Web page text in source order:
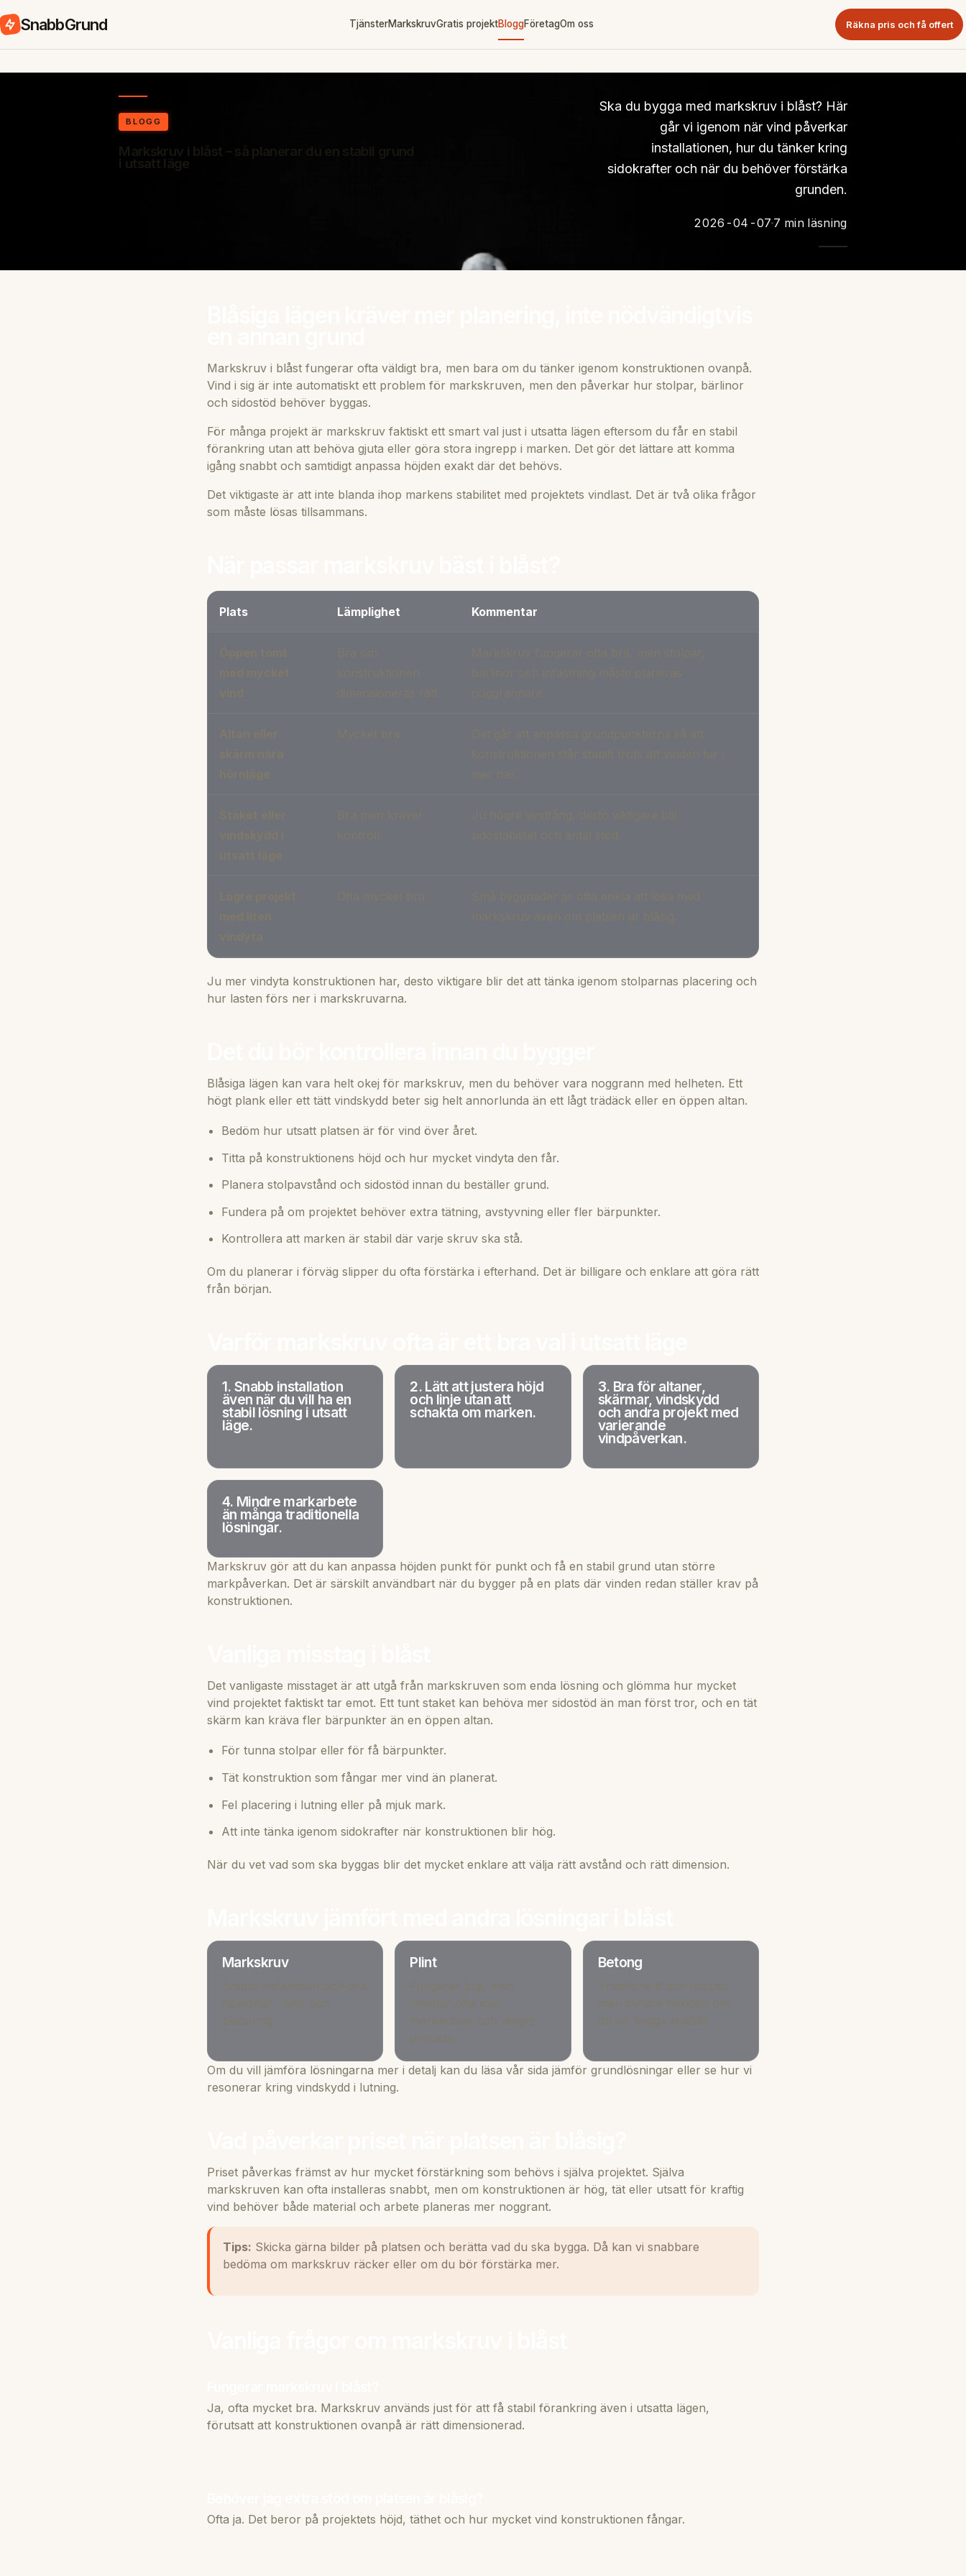
SnabbGrund TjänsterMarkskruvGratis projektBloggFöretagOm oss Räkna pris och få offert
BLOGG
Markskruv i blåst – så planerar du en stabil grund
i utsatt läge
Ska du bygga med markskruv i blåst? Här
går vi igenom när vind påverkar
installationen, hur du tänker kring
sidokrafter och när du behöver förstärka
grunden.
2026-04-077 min läsning
Markskruv i blåst fungerar ofta väldigt bra, men bara om du tänker igenom konstruktionen ovanpå.
Vind i sig är inte automatiskt ett problem för markskruven, men den påverkar hur stolpar, bärlinor
och sidostöd behöver byggas.
För många projekt är markskruv faktiskt ett smart val just i utsatta lägen eftersom du får en stabil
förankring utan att behöva gjuta eller göra stora ingrepp i marken. Det gör det lättare att komma
igång snabbt och samtidigt anpassa höjden exakt där det behövs.
Det viktigaste är att inte blanda ihop markens stabilitet med projektets vindlast. Det är två olika frågor
som måste lösas tillsammans.
Plats Lämplighet Kommentar
Ju mer vindyta konstruktionen har, desto viktigare blir det att tänka igenom stolparnas placering och
hur lasten förs ner i markskruvarna.
Blåsiga lägen kan vara helt okej för markskruv, men du behöver vara noggrann med helheten. Ett
högt plank eller ett tätt vindskydd beter sig helt annorlunda än ett lågt trädäck eller en öppen altan.
Bedöm hur utsatt platsen är för vind över året.
Titta på konstruktionens höjd och hur mycket vindyta den får.
Planera stolpavstånd och sidostöd innan du beställer grund.
Fundera på om projektet behöver extra tätning, avstyvning eller fler bärpunkter.
Kontrollera att marken är stabil där varje skruv ska stå.
Om du planerar i förväg slipper du ofta förstärka i efterhand. Det är billigare och enklare att göra rätt
från början.
1. Snabb installation
även när du vill ha en
stabil lösning i utsatt
läge.
2. Lätt att justera höjd
och linje utan att
schakta om marken.
3. Bra för altaner,
skärmar, vindskydd
och andra projekt med
varierande
vindpåverkan.
4. Mindre markarbete
än många traditionella
lösningar.
Markskruv gör att du kan anpassa höjden punkt för punkt och få en stabil grund utan större
markpåverkan. Det är särskilt användbart när du bygger på en plats där vinden redan ställer krav på
konstruktionen.
Det vanligaste misstaget är att utgå från markskruven som enda lösning och glömma hur mycket
vind projektet faktiskt tar emot. Ett tunt staket kan behöva mer sidostöd än man först tror, och en tät
skärm kan kräva fler bärpunkter än en öppen altan.
För tunna stolpar eller för få bärpunkter.
Tät konstruktion som fångar mer vind än planerat.
Fel placering i lutning eller på mjuk mark.
Att inte tänka igenom sidokrafter när konstruktionen blir hög.
När du vet vad som ska byggas blir det mycket enklare att välja rätt avstånd och rätt dimension.
Markskruv
Snabb installation och bra
flexibilitet i höjd och
placering.
Plint
Fungerar bra, men
innebär ofta mer
markarbete och längre
process.
Betong
Traditionellt och robust,
men mindre flexibelt om
du vill bygga snabbt.
Om du vill jämföra lösningarna mer i detalj kan du läsa vår sida jämför grundlösningar eller se hur vi
resonerar kring vindskydd i lutning.
Priset påverkas främst av hur mycket förstärkning som behövs i själva projektet. Själva
markskruven kan ofta installeras snabbt, men om konstruktionen är hög, tät eller utsatt för kraftig
vind behöver både material och arbete planeras mer noggrant.
Tips: Skicka gärna bilder på platsen och berätta vad du ska bygga. Då kan vi snabbare
bedöma om markskruv räcker eller om du bör förstärka mer.
Ja, ofta mycket bra. Markskruv används just för att få stabil förankring även i utsatta lägen,
förutsatt att konstruktionen ovanpå är rätt dimensionerad.
Ofta ja. Det beror på projektets höjd, täthet och hur mycket vind konstruktionen fångar.